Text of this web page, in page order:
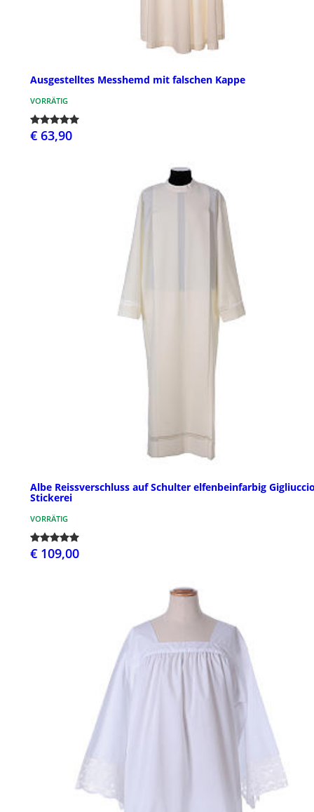
Ausgestelltes Messhemd mit falschen Kappe
VORRÄTIG
€ 63,90
Albe Reissverschluss auf Schulter elfenbeinfarbig
Stickerei
VORRÄTIG
€ 109,00